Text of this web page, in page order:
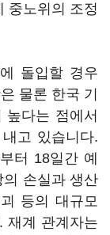
중노위의 조정
돌입할 경우
물론 한국 기
다는 점에서
고 있습니다.
터 18일간 예
의 손실과 생산
등의 대규모
.재계 관계자는